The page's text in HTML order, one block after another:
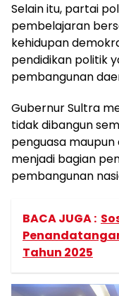
Selain itu, partai
pembelajaran
kehidupan
pendidikan politik
pembangunan
Gubernur Sultra
tidak dibangun
penguasa
menjadi bagian
pembangunan
BACA JUGA :
Tahun 2025